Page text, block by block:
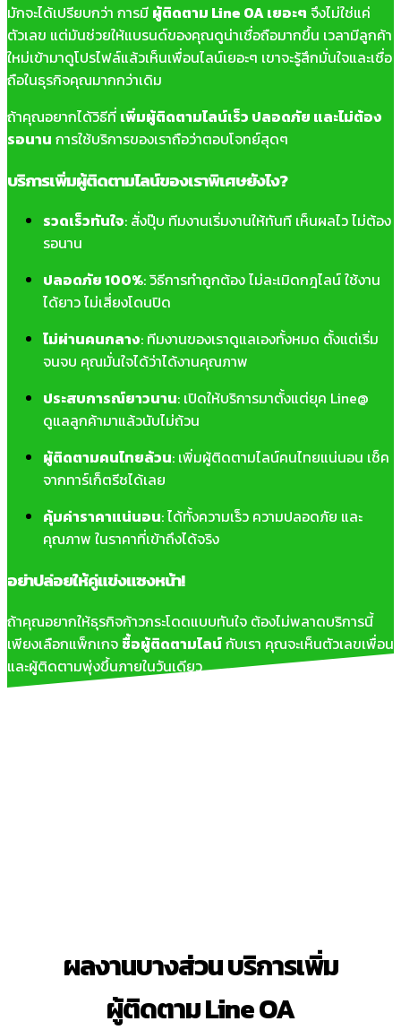
มักจะได้เปรียบกว่า การมี ผู้ติดตาม Line OA เยอะๆ จึงไม่ใช่แค่
ตัวเลข แต่มันช่วยให้แบรนด์ของคุณดูน่าเชื่อถือมากขึ้น เวลามีลูกค้า
ใหม่เข้ามาดูโปรไฟล์แล้วเห็นเพื่อนไลน์เยอะๆ เขาจะรู้สึกมั่นใจและเชื่อ
ถือในธุรกิจคุณมากกว่าเดิม
ถ้าคุณอยากได้วิธีที่ เพิ่มผู้ติดตามไลน์เร็ว ปลอดภัย และไม่ต้อง
รอนาน การใช้บริการของเราถือว่าตอบโจทย์สุดๆ
บริการเพิ่มผู้ติดตามไลน์ของเราพิเศษยังไง?
รวดเร็วทันใจ: สั่งปุ๊บ ทีมงานเริ่มงานให้ทันที เห็นผลไว ไม่ต้อง
รอนาน
ปลอดภัย 100%: วิธีการทำถูกต้อง ไม่ละเมิดกฎไลน์ ใช้งาน
ได้ยาว ไม่เสี่ยงโดนปิด
ไม่ผ่านคนกลาง: ทีมงานของเราดูแลเองทั้งหมด ตั้งแต่เริ่ม
จนจบ คุณมั่นใจได้ว่าได้งานคุณภาพ
ประสบการณ์ยาวนาน: เปิดให้บริการมาตั้งแต่ยุค Line@
ดูแลลูกค้ามาแล้วนับไม่ถ้วน
ผู้ติดตามคนไทยล้วน: เพิ่มผู้ติดตามไลน์คนไทยแน่นอน เช็ค
จากทาร์เก็ตรีชได้เลย
คุ้มค่าราคาแน่นอน: ได้ทั้งความเร็ว ความปลอดภัย และ
คุณภาพ ในราคาที่เข้าถึงได้จริง
อย่าปล่อยให้คู่แข่งแซงหน้า!
ถ้าคุณอยากให้ธุรกิจก้าวกระโดดแบบทันใจ ต้องไม่พลาดบริการนี้
เพียงเลือกแพ็กเกจ ซื้อผู้ติดตามไลน์กับเรา คุณจะเห็นตัวเลขเพื่อน
และผู้ติดตามพุ่งขึ้นภายในวันเดียว
ผลงานบางส่วน บริการเพิ่ม
ผู้ติดตาม Line OA